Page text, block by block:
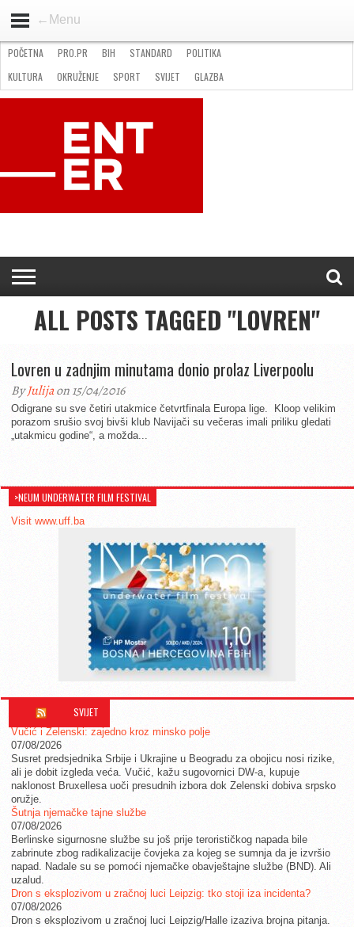
←Menu
STANDARD
GOSPODARSTVO
OKRUŽENJE
POČETNA PRO.PR BIH STANDARD
POLITIKA
KULTURA
OKRUŽENJE SPORT SVIJET
GLAZBA
NATJEČAJI
FILMING LOCATION IN BH KONTAKT
ALL POSTS TAGGED "LOVREN"
Lovren u zadnjim minutama donio prolaz Liverpoolu
ByJulijaon 15/04/2016
Odigrane su sve četiri utakmice četvrtfinala Europa lige. Kloop velikim
porazom srušio svoj bivši klub Navijači su večeras imali priliku gledati
„utakmicu godine“, a možda...
>NEUM UNDERWATER FILM FESTIVAL
Visit www.uff.ba
SVIJET
Vučić i Zelenski: zajedno kroz minsko polje
07/08/2026
Susret predsjednika Srbije i Ukrajine u Beogradu za obojicu nosi rizike,
ali je dobit izgleda veća. Vučić, kažu sugovornici DW-a, kupuje
naklonost Bruxellesa uoči presudnih izbora dok Zelenski dobiva srpsko
oružje.
Šutnja njemačke tajne službe
07/08/2026
Berlinske sigurnosne službe su još prije terorističkog napada bile
zabrinute zbog radikalizacije čovjeka za kojeg se sumnja da je izvršio
napad. Nadale su se pomoći njemačke obavještajne službe (BND). Ali
uzalud.
Dron s eksplozivom u zračnoj luci Leipzig: tko stoji iza incidenta?
07/08/2026
Dron s eksplozivom u zračnoj luci Leipzig/Halle izaziva brojna pitanja.